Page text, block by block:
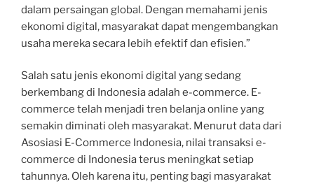
dalam persaingan global. Dengan memahami jenis
ekonomi digital, masyarakat dapat mengembangkan
usaha mereka secara lebih efektif dan efisien.”
Salah satu jenis ekonomi digital yang sedang
berkembang di Indonesia adalah e-commerce. E-
commerce telah menjadi tren belanja online yang
semakin diminati oleh masyarakat. Menurut data dari
Asosiasi E-Commerce Indonesia, nilai transaksi e-
commerce di Indonesia terus meningkat setiap
tahunnya. Oleh karena itu, penting bagi masyarakat